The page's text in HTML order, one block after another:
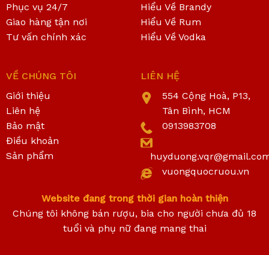
Phục vụ 24/7
Giao hàng tận nơi
Tư vấn chính xác
Hiểu Về Brandy
Hiểu Về Rum
Hiểu Về Vodka
VỀ CHÚNG TÔI
Giới thiệu
Liên hệ
Bảo mật
Điều khoản
Sản phẩm
LIÊN HỆ
554 Cộng Hoà, P13,
Tân Bình, HCM
0913983708
vuongquocruou.vn
Website đang trong thời gian hoàn thiện
Chúng tôi không bán rượu, bia cho người chưa đủ 18
tuổi và phụ nữ đang mang thai